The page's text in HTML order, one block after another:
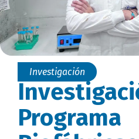
Investigación
Programa